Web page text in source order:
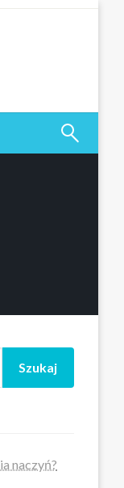
naczyń?